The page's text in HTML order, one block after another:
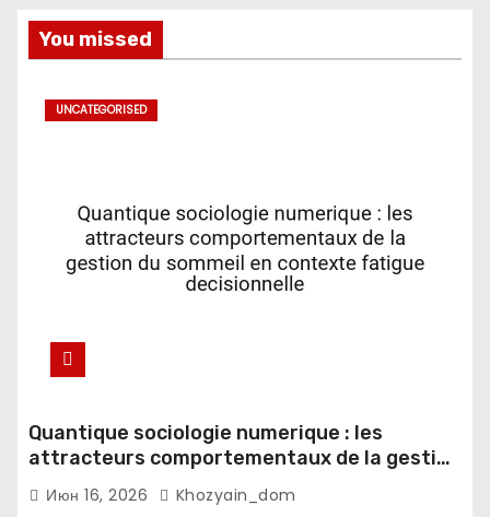
You missed
UNCATEGORISED
Quantique sociologie numerique : les
attracteurs comportementaux de la gestion
du sommeil en contexte fatigue
decisionnelle
Июн 16, 2026 Khozyain_dom